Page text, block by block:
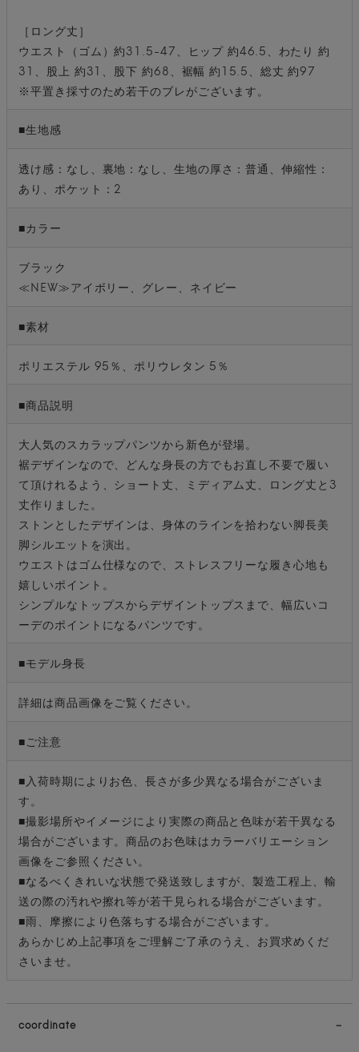
［ロング丈］
ウエスト（ゴム）約31.5-47、ヒップ 約46.5、わたり 約
31、股上 約31、股下 約68、裾幅 約15.5、総丈 約97
※平置き採寸のため若干のブレがございます。
■生地感
透け感：なし、裏地：なし、生地の厚さ：普通、伸縮性：
あり、ポケット：2
■カラー
ブラック
≪NEW≫アイボリー、グレー、ネイビー
■素材
ポリエステル 95％、ポリウレタン 5％
■商品説明
大人気のスカラップパンツから新色が登場。
裾デザインなので、どんな身長の方でもお直し不要で履い
て頂けれるよう、ショート丈、ミディアム丈、ロング丈と3
丈作りました。
ストンとしたデザインは、身体のラインを拾わない脚長美
脚シルエットを演出。
ウエストはゴム仕様なので、ストレスフリーな履き心地も
嬉しいポイント。
シンプルなトップスからデザイントップスまで、幅広いコ
ーデのポイントになるパンツです。
■モデル身長
詳細は商品画像をご覧ください。
■ご注意
■入荷時期によりお色、長さが多少異なる場合がございま
す。
■撮影場所やイメージにより実際の商品と色味が若干異なる
場合がございます。商品のお色味はカラーバリエーション
画像をご参照ください。
■なるべくきれいな状態で発送致しますが、製造工程上、輸
送の際の汚れや擦れ等が若干見られる場合がございます。
■雨、摩擦により色落ちする場合がございます。
あらかじめ上記事項をご理解ご了承のうえ、お買求めくだ
さいませ。
coordinate